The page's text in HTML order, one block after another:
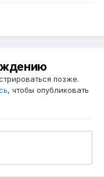
позже.
, чтобы опубликовать